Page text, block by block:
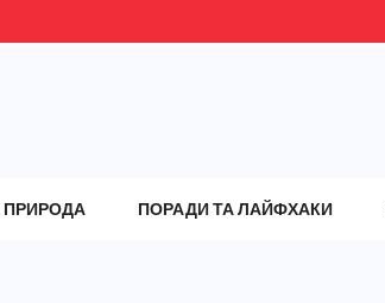
ПРИРОДА ПОРАДИ ТА ЛАЙФХАКИ